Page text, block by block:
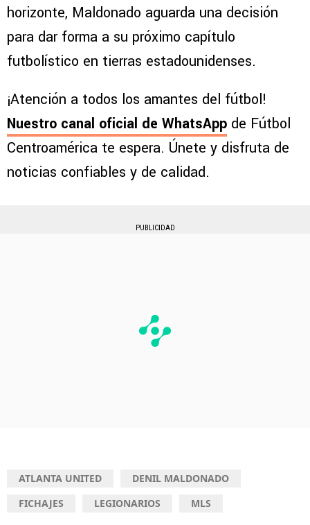
horizonte, Maldonado aguarda una decisión
para dar forma a su próximo capítulo
futbolístico en tierras estadounidenses.
¡Atención a todos los amantes del fútbol!
Nuestro canal oficial de WhatsApp de Fútbol
Centroamérica te espera. Únete y disfruta de
noticias confiables y de calidad.
PUBLICIDAD
ATLANTA UNITED
DENIL MALDONADO
FICHAJES
LEGIONARIOS MLS